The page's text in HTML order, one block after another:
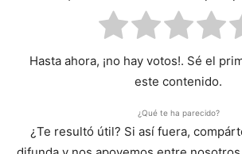
Hasta ahora, ¡no hay votos!. Sé el
este contenido.
¿Qué te ha parecido?
¿Te resultó útil? Si así fuera,